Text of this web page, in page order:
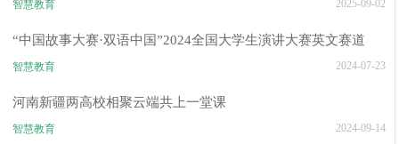
智慧教育 2025-09-02
“中国故事大赛·双语中国”2024全国大学生演讲大赛英文赛道
智慧教育 2024-07-23
河南新疆两高校相聚云端共上一堂课
智慧教育 2024-09-14